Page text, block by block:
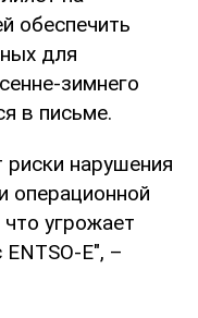
обеспечить
для
зимнего
в письме.
нарушения
операционной
угрожает
E", –